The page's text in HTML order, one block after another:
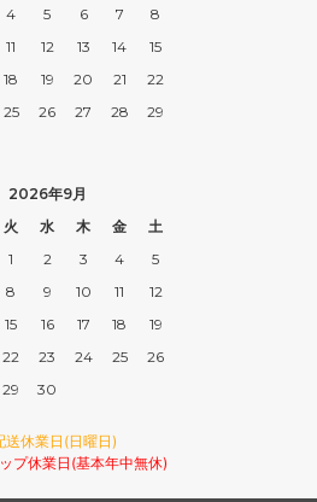
4 5 6 7
8
11 12 13 14
15
18 19 20 21
22
25 26 27 28
29
2026年9月
火 水 木 金
土
1
2 3 4
5
8 9 10 11
12
15 16 17 18
19
22 23 24 25
26
29 30
休業日(日曜日)
プ休業日(基本年中無休)